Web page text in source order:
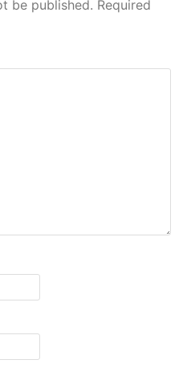
be published. Required